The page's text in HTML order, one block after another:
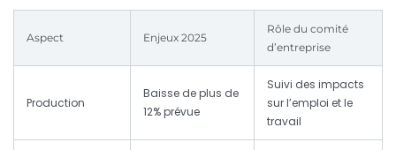
Aspect Enjeux 2025
Rôle du comité
d’entreprise
Production
Baisse de plus de
12% prévue
Suivi des impacts
sur l’emploi et le
travail